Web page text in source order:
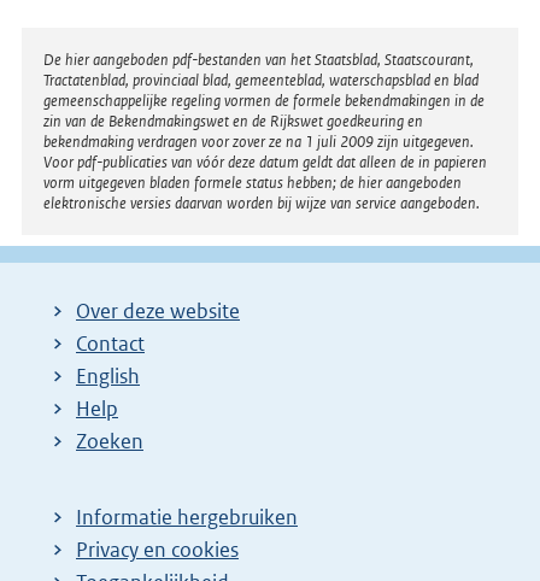
g
Disclaimer
De hier aangeboden pdf-bestanden van het Staatsblad, Staatscourant,
Tractatenblad, provinciaal blad, gemeenteblad, waterschapsblad en blad
gemeenschappelijke regeling vormen de formele bekendmakingen in de
zin van de Bekendmakingswet en de Rijkswet goedkeuring en
bekendmaking verdragen voor zover ze na 1 juli 2009 zijn uitgegeven.
Voor pdf-publicaties van vóór deze datum geldt dat alleen de in papieren
vorm uitgegeven bladen formele status hebben; de hier aangeboden
elektronische versies daarvan worden bij wijze van service aangeboden.
Over deze website
Contact
English
Help
Zoeken
Informatie hergebruiken
Privacy en cookies